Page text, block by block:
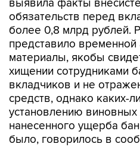
выявила факты
обязательств перед
более 0,8 млрд рублей.
представило временной
материалы, якобы
хищении сотрудниками
вкладчиков и не
средств, однако каких-
установлению
нанесенного ущерба
было, говорилось в